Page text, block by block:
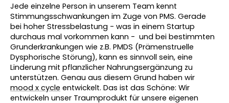
Jede einzelne Person in unserem Team kennt
Stimmungsschwankungen im Zuge von PMS. Gerade
bei hoher Stressbelastung - was in einem Startup
durchaus mal vorkommen kann -  und bei bestimmten
Grunderkrankungen wie z.B. PMDS (Prämenstruelle
Dysphorische Störung), kann es sinnvoll sein, eine
Linderung mit pflanzlicher Nahrungsergänzung zu
mood x cycle entwickelt. Das ist das Schöne: Wir
entwickeln unser Traumprodukt für unsere eigenen